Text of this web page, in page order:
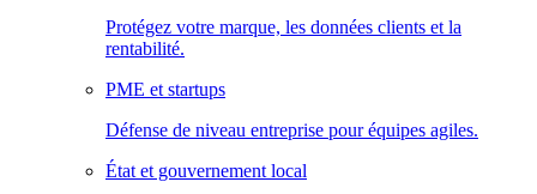
Protégez votre marque, les données clients et la
rentabilité.
PME et startups
Défense de niveau entreprise pour équipes agiles.
État et gouvernement local